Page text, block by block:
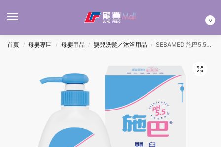
0
首頁 / 母嬰專區 / 母嬰用品 / 嬰兒洗髮／沐浴用品 / SEBAMED 施巴5.5嬰兒潔膚浴露 400ML